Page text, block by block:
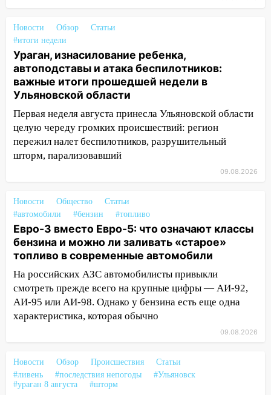
пропал 67-летний мужчина
08:11
На Ульяновск снова надвигается
непогода
07:30 Евро-3 вместо Евро-5: что
заливать «старое» топливо в
современные автомобили
06:30 Какая погода будет в Ульяновской
измениться: гороскоп на 9 августа —
три знака получат шанс, который нельзя
упустить
08.08.2026
Во время урагана в Ульяновске на
Волге перевернулась лодка
19:55 В Ульяновске упавшее дерево
заблокировало в машине двух женщин
готов, ещё два — почти завершены
17:00 «Ульяновскалипсис»: последствия
Новости Обзор
Статьи
#итоги недели
Ураган, изнасилование ребенка,
автоподставы и атака беспилотников:
важные итоги прошедшей недели в
Ульяновской области
Первая неделя августа принесла Ульяновской области
целую череду громких происшествий: регион
пережил налет беспилотников, разрушительный
шторм, парализовавший
09.08.2026
Новости Общество
Статьи
#автомобили
#бензин #топливо
Евро-3 вместо Евро-5: что означают классы
бензина и можно ли заливать «старое»
топливо в современные автомобили
На российских АЗС автомобилисты привыкли
смотреть прежде всего на крупные цифры — АИ-92,
АИ-95 или АИ-98. Однако у бензина есть еще одна
характеристика, которая обычно
09.08.2026
Новости Обзор Происшествия
Статьи
#ливень
#последствия непогоды
#Ульяновск
#ураган 8 августа
#шторм